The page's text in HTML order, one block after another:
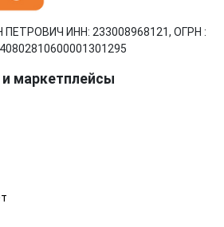
ИНН: 233008968121, ОГРН :
маркетплейсы